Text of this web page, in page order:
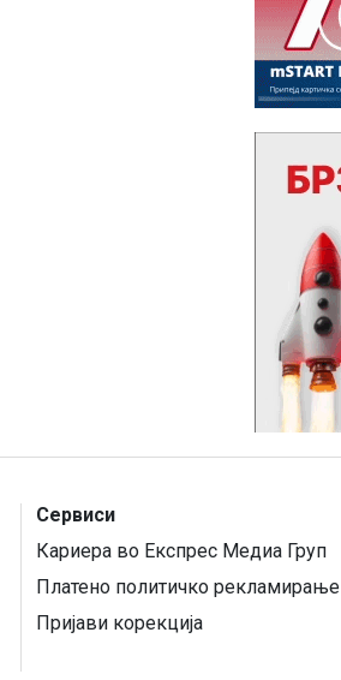
Сервиси
Кариера во Експрес Медиа Груп
Платено политичко рекламирање
Пријави корекција